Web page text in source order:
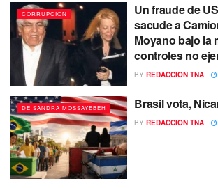
CORRUPCION
Un fraude de
sacude a
Moyano bajo la
controles no
BY REDACCION TNA
DE SANDRA MOSSAYEBEH Brasil vota,
BY REDACCION TNA